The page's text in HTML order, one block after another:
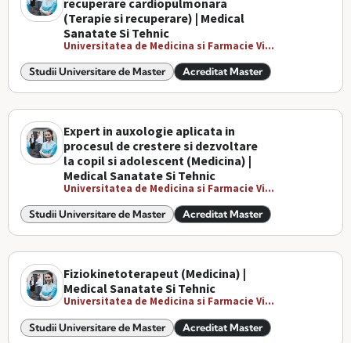
recuperare cardiopulmonara
(Terapie si recuperare) | Medical
Sanatate Si Tehnic
Universitatea de Medicina si Farmacie Vi...
Studii Universitare de Master Acreditat Master
Expert in auxologie aplicata in
procesul de crestere si dezvoltare
la copil si adolescent (Medicina) |
Medical Sanatate Si Tehnic
Universitatea de Medicina si Farmacie Vi...
Studii Universitare de Master Acreditat Master
Fiziokinetoterapeut (Medicina) |
Medical Sanatate Si Tehnic
Universitatea de Medicina si Farmacie Vi...
Studii Universitare de Master Acreditat Master